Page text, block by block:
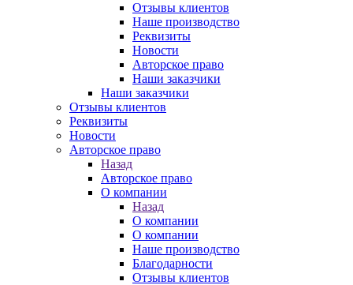
Отзывы клиентов
Наше производство
Реквизиты
Новости
Авторское право
Наши заказчики
Наши заказчики
Отзывы клиентов
Реквизиты
Новости
Авторское право
Назад
Авторское право
О компании
Назад
О компании
О компании
Наше производство
Благодарности
Отзывы клиентов